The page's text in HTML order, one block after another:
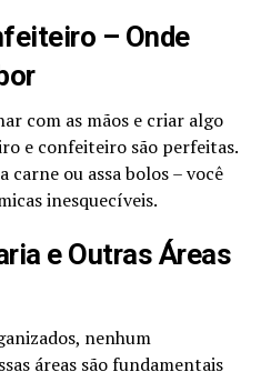
– Onde
com as mãos e criar algo
e confeiteiro são perfeitas.
carne ou assa bolos – você
inesquecíveis.
e Outras Áreas
nenhum
áreas são fundamentais